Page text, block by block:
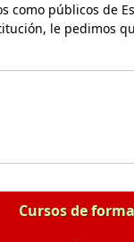
como públicos de
le pedimos
Cursos de